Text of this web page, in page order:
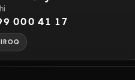
000 41 17